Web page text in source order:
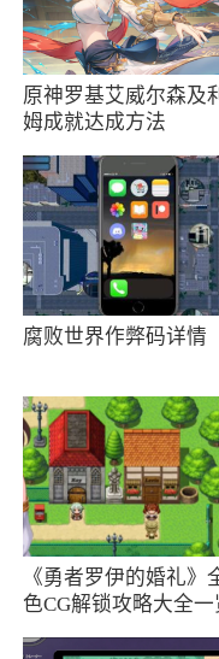
义规格，设置像素
意规格轻松获取
4、通过人行
5、最美证件
裁切照片
6、优化人像
的情况下，对照片
小编评价
1、全能最美
片制作软件，无论
都可以满足你，从
照，无论还是一寸
原神罗基艾威尔森及
姆成就达成方法
腐败世界作弊码详情
《勇者罗伊的婚礼》
色CG解锁攻略大全一